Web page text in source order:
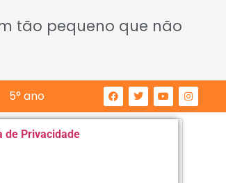
tão pequeno que não
5° ano
de Privacidade